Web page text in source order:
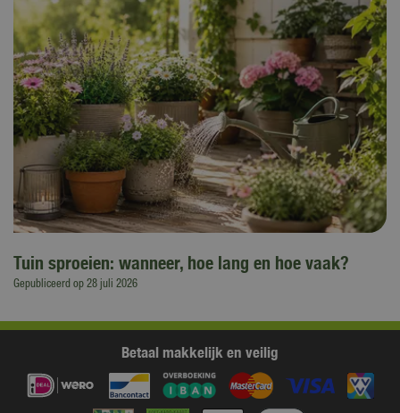
Tuin sproeien: wanneer, hoe lang en hoe vaak?
Gepubliceerd op 28 juli 2026
Betaal makkelijk en veilig